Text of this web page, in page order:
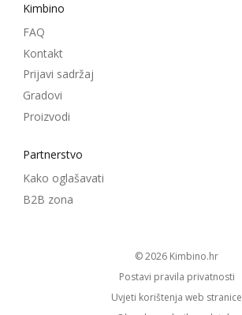
Kimbino
FAQ
Kontakt
Prijavi sadržaj
Gradovi
Proizvodi
Partnerstvo
Kako oglašavati
B2B zona
© 2026
kimbino.hr
Postavi pravila privatnosti
Uvjeti korištenja web stranice